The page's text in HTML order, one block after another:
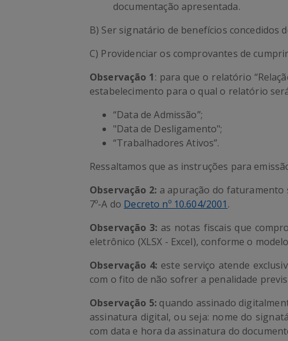
documentação apresentada.
B) Ser signatário de benefícios concedidos
C) Providenciar os comprovantes de
Observação 1: para que o relatório
estabelecimento para o qual o relatório
“Data de Admissão”;
"Data de Desligamento";
“Trabalhadores Ativos”.
Ressaltamos que as instruções para
Observação 2: a apuração do faturamento
7º-A do Decreto nº 10.604/2001 .
Observação 3: as notas fiscais que
eletrônico (XLSX - Excel), conforme o
Observação 4: este serviço atende
com o fito de não sofrer a penalidade
Observação 5: quando assinado
assinatura digital, ou seja: nome do
com data e hora da assinatura do